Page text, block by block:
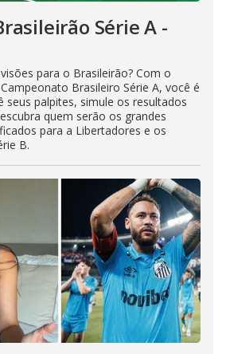
Série A -
para o Brasileirão? Com o
Brasileiro Série A, você é
seus palpites, simule os resultados
quem serão os grandes
para a Libertadores e os
B.